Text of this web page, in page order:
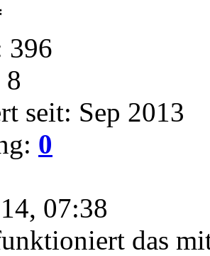
396
8
seit: Sep 2013
0
07:38
das